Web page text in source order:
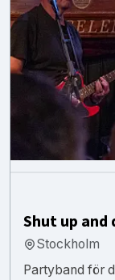
Shut up and
Stockholm
Partyband för